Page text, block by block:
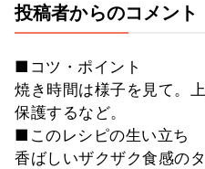
投稿者からのコメント
■コツ・ポイント
焼き時間は様子を見て。
保護するなど。
■このレシピの生い立ち
香ばしいザクザク食感の